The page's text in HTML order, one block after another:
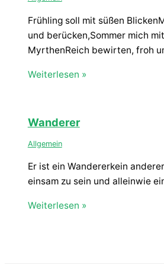
Frühling soll mit süßen
und berücken,Sommer mich
MyrthenReich bewirten, froh
Weiterlesen »
Wanderer
Allgemein
Er ist ein Wandererkein
einsam zu sein und alleinwie
Weiterlesen »